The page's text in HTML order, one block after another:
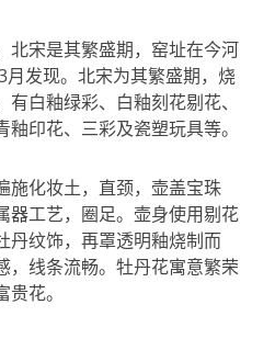
北宋是其繁盛期，窑址在今河
发现。北宋为其繁盛期，烧
白釉绿彩、白釉刻花剔花、
印花、三彩及瓷塑玩具等。
施化妆土，直颈，壶盖宝珠
器工艺，圈足。壶身使用剔花
丹纹饰，再罩透明釉烧制而
，线条流畅。牡丹花寓意繁荣
花。